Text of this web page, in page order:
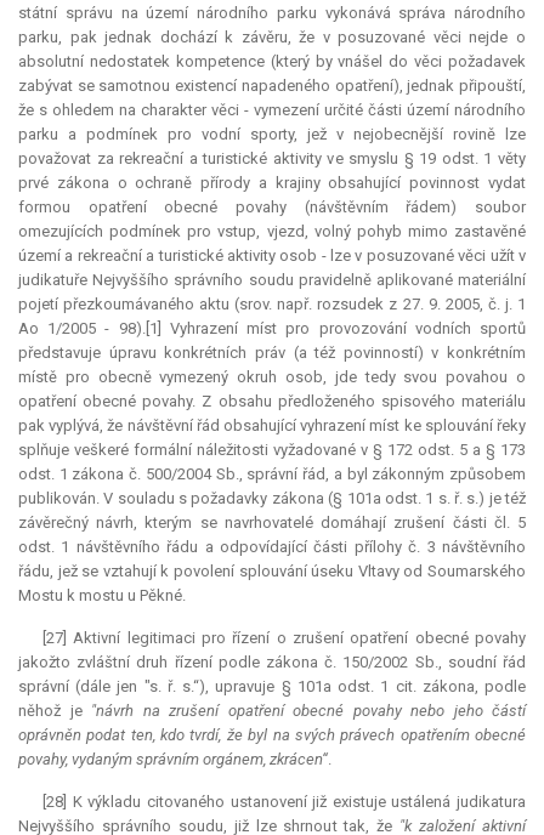
státní správu na území národního parku vykonává správa národního
parku, pak jednak dochází k závěru, že v posuzované věci nejde o
absolutní nedostatek kompetence(který by vnášel do věci požadavek
zabývat se samotnou existencí napadeného opatření), jednak připouští,
že s ohledem na charakter věci - vymezení určité části území národního
parku a podmínek pro vodní sporty, jež v nejobecnější rovině lze
považovat za rekreační a turistické aktivity ve smyslu § 19 odst. 1 věty
prvé zákona o ochraně přírody a krajiny obsahující povinnost vydat
formou opatření obecné povahy (návštěvním řádem) soubor
omezujících podmínek pro vstup, vjezd, volný pohyb mimo zastavěné
území a rekreační a turistické aktivity osob - lze v posuzované věci užít v
judikatuře Nejvyššího správního soudu pravidelně aplikované materiální
pojetí přezkoumávaného aktu (srov. např. rozsudek z 27. 9. 2005, č. j. 1
Ao 1/2005 - 98).[1] Vyhrazení míst pro provozování vodních sportů
představuje úpravu konkrétních práv (a též povinností) v konkrétním
místě pro obecně vymezený okruh osob, jde tedy svou povahou o
opatření obecné povahy. Z obsahu předloženého spisového materiálu
pak vyplývá, že návštěvní řád obsahující vyhrazení míst ke splouvání řeky
splňuje veškeré formální náležitosti vyžadované v § 172 odst. 5 a § 173
odst. 1 zákona č. 500/2004 Sb., správní řád, a byl zákonným způsobem
publikován. V souladu s požadavky zákona (§ 101a odst. 1 s. ř. s.) je též
závěrečný návrh, kterým se navrhovatelé domáhají zrušení části čl. 5
odst. 1 návštěvního řádu a odpovídající části přílohy č. 3 návštěvního
řádu, jež se vztahují k povolení splouvání úseku Vltavy od Soumarského
Mostu k mostu u Pěkné.
[27] Aktivní legitimaci pro řízení o zrušení opatření obecné povahy
jakožto zvláštní druh řízení podle zákona č. 150/2002 Sb., soudní řád
správní (dále jen "s. ř. s.“), upravuje § 101a odst. 1 cit. zákona, podle
něhož je "návrh na zrušení opatření obecné povahy nebo jeho částí
oprávněn podat ten, kdo tvrdí, že byl na svých právech opatřením obecné
povahy, vydaným správním orgánem, zkrácen“.
[28] K výkladu citovaného ustanovení již existuje ustálená judikatura
Nejvyššího správního soudu, již lze shrnout tak, že "k založení aktivní